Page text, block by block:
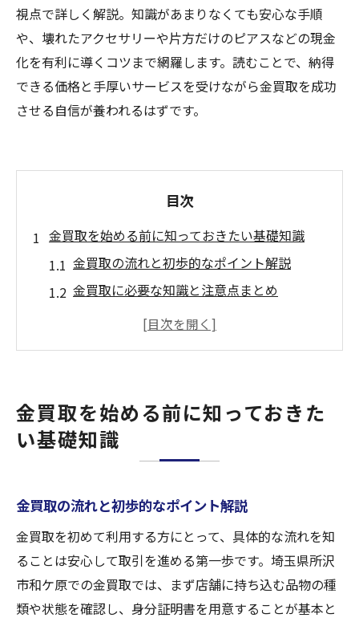
視点で詳しく解説。知識があまりなくても安心な手順
や、壊れたアクセサリーや片方だけのピアスなどの現金
化を有利に導くコツまで網羅します。読むことで、納得
できる価格と手厚いサービスを受けながら金買取を成功
させる自信が養われるはずです。
目次
金買取を始める前に知っておきたい基礎知識
金買取の流れと初歩的なポイント解説
金買取に必要な知識と注意点まとめ
金買取の市場動向と相場の特徴とは
埼玉県所沢市和ケ原で金買取を安心して進める
方法
金買取店の選び方と安心のポイント解説
金買取で信頼できる店舗選びのコツ
金買取時に押さえたい手続きや流れについ
て
金買取で失敗しないための重要な対策
初めてでも失敗しない金買取の具体的な手順
金買取を始める前に知っておきた
い基礎知識
金買取の流れと初歩的なポイント解説
金買取を初めて利用する方にとって、具体的な流れを知
ることは安心して取引を進める第一歩です。埼玉県所沢
市和ケ原での金買取では、まず店舗に持ち込む品物の種
類や状態を確認し、身分証明書を用意することが基本と